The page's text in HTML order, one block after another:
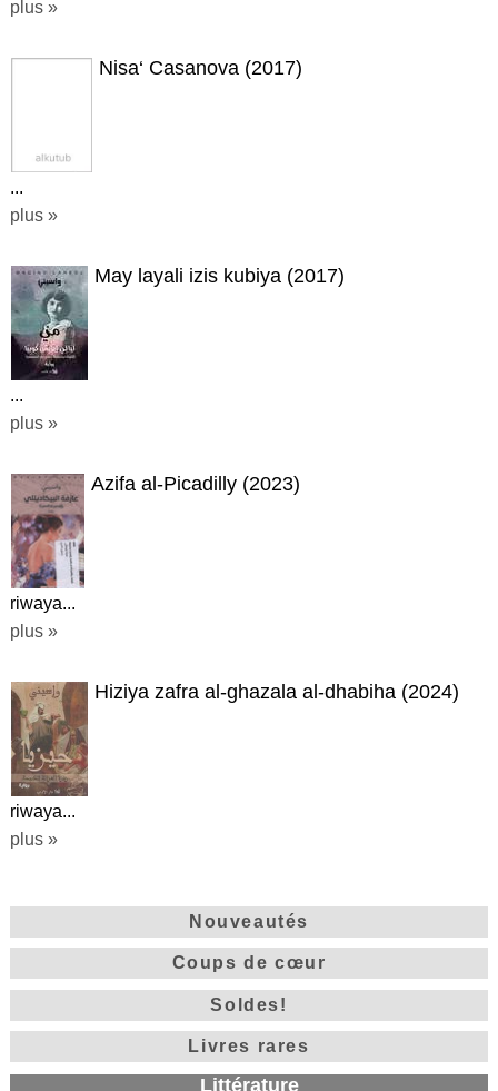
plus »
Nisa‘ Casanova (2017)
...
plus »
May layali izis kubiya (2017)
...
plus »
Azifa al-Picadilly (2023)
riwaya...
plus »
Hiziya zafra al-ghazala al-dhabiha (2024)
riwaya...
plus »
Nouveautés
Coups de cœur
Soldes!
Livres rares
Littérature